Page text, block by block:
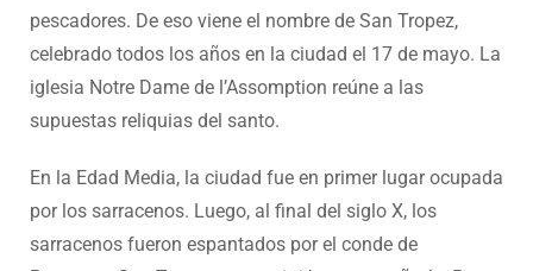
pescadores. De eso viene el nombre de San Tropez,
celebrado todos los años en la ciudad el 17 de mayo. La
iglesia Notre Dame de l’Assomption reúne a las
supuestas reliquias del santo.
En la Edad Media, la ciudad fue en primer lugar ocupada
por los sarracenos. Luego, al final del siglo X, los
sarracenos fueron espantados por el conde de